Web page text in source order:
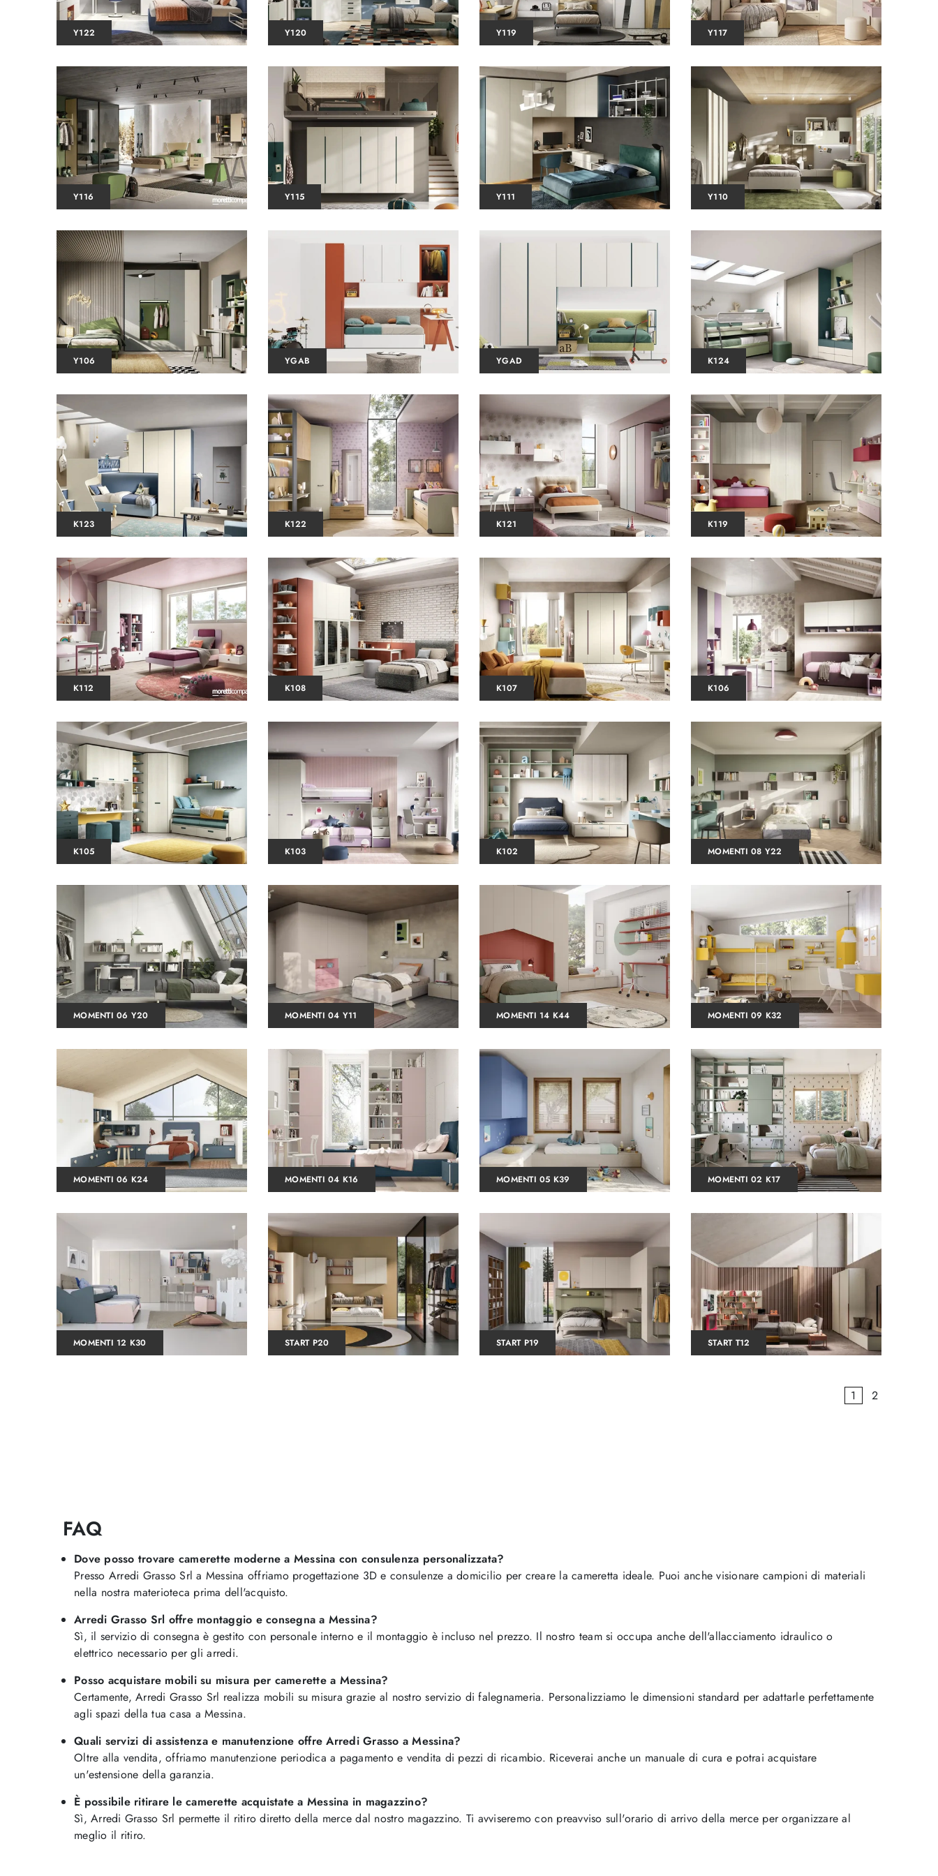
Y122 Y120 Y119 Y117
Y116 Y115 Y111 Y110
Y106 YGAB YGAD K124
K123 K122 K121 K119
K112 K108 K107 K106
K105 K103 K102 MOMENTI 08 Y22
MOMENTI 06 Y20 MOMENTI 04 Y11 MOMENTI 14 K44 MOMENTI 09 K32
MOMENTI 06 K24 MOMENTI 04 K16 MOMENTI 05 K39 MOMENTI 02 K17
MOMENTI 12 K30 START P20 START P19 START T12
1 2
FAQ
Dove posso trovare camerette moderne a Messina con consulenza personalizzata?
Presso Arredi Grasso Srl a Messina offriamo progettazione 3D e consulenze a domicilio per creare la cameretta ideale. Puoi anche visionare campioni di materiali
nella nostra materioteca prima dell'acquisto.
Arredi Grasso Srl offre montaggio e consegna a Messina?
Sì, il servizio di consegna è gestito con personale interno e il montaggio è incluso nel prezzo. Il nostro team si occupa anche dell'allacciamento idraulico o
elettrico necessario per gli arredi.
Posso acquistare mobili su misura per camerette a Messina?
Certamente, Arredi Grasso Srl realizza mobili su misura grazie al nostro servizio di falegnameria. Personalizziamo le dimensioni standard per adattarle perfettamente
agli spazi della tua casa a Messina.
Quali servizi di assistenza e manutenzione offre Arredi Grasso a Messina?
Oltre alla vendita, offriamo manutenzione periodica a pagamento e vendita di pezzi di ricambio. Riceverai anche un manuale di cura e potrai acquistare
un'estensione della garanzia.
È possibile ritirare le camerette acquistate a Messina in magazzino?
Sì, Arredi Grasso Srl permette il ritiro diretto della merce dal nostro magazzino. Ti avviseremo con preavviso sull'orario di arrivo della merce per organizzare al
meglio il ritiro.